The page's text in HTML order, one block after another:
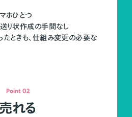
ホひとつ
送り状作成の手間なし
たときも、仕組み変更の必要な
Point 02
売れる